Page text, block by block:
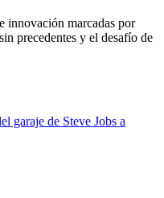
innovación marcadas por
precedentes y el desafío de